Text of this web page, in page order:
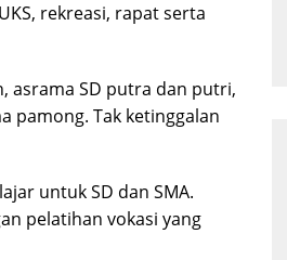
rekreasi, rapat serta
asrama SD putra dan putri,
pamong. Tak ketinggalan
untuk SD dan SMA.
pelatihan vokasi yang